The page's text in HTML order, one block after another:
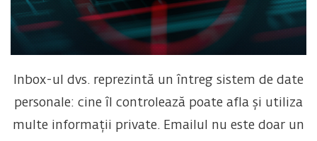
Inbox-ul dvs. reprezintă un întreg sistem de date
personale: cine îl controlează poate afla și utiliza
multe informații private. Emailul nu este doar un